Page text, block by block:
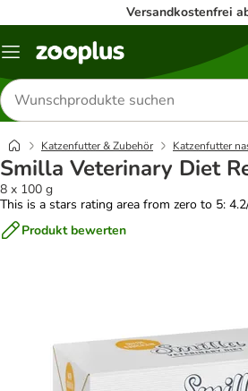
Versandkostenfrei
Menü
Produkte
suchen
Katzenfutter & Zubehör Katzenfutter
Smilla Veterinary Diet
8 x 100 g
This is a stars rating area from zero to 5:
Produkt bewerten